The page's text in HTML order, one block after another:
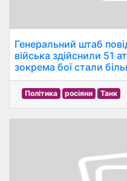
Генеральний штаб
війська здійснили 51
зокрема бої стали
Політика росіяни Танк